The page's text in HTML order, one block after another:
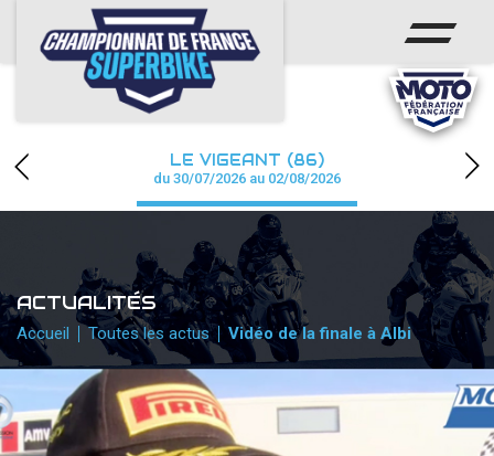
ACCUEIL
CHAMPIONNAT
CALENDRIER
PHOTOS / WEB TV
PARTENAIRES
PRESSE
LE VIGEANT (86)
du 30/07/2026 au 02/08/2026
ACTUALITÉS
Accueil Toutes les actus Vidéo de la finale à Albi